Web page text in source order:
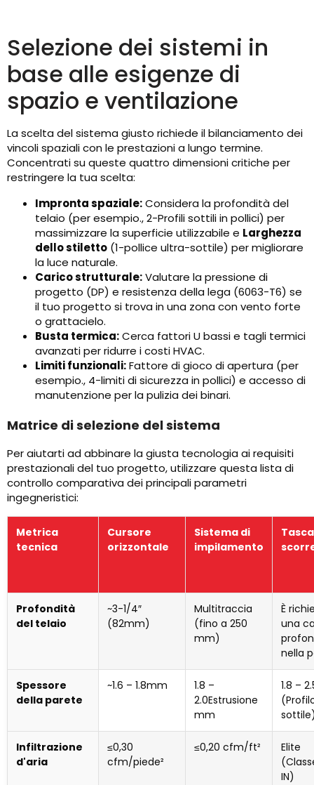
Selezione dei sistemi in
base alle esigenze di
spazio e ventilazione
La scelta del sistema giusto richiede il bilanciamento dei
vincoli spaziali con le prestazioni a lungo termine.
Concentrati su queste quattro dimensioni critiche per
restringere la tua scelta:
Impronta spaziale:Considera la profondità del
telaio (per esempio., 2-Profili sottili in pollici) per
massimizzare la superficie utilizzabile e Larghezza
dello stiletto (1-pollice ultra-sottile) per migliorare
la luce naturale.
Carico strutturale:Valutare la pressione di
progetto (DP) e resistenza della lega (6063-T6) se
il tuo progetto si trova in una zona con vento forte
o grattacielo.
Busta termica:Cerca fattori U bassi e tagli termici
avanzati per ridurre i costi HVAC.
Limiti funzionali:Fattore di gioco di apertura (per
esempio., 4-limiti di sicurezza in pollici) e accesso di
manutenzione per la pulizia dei binari.
Matrice di selezione del sistema
Per aiutarti ad abbinare la giusta tecnologia ai requisiti
prestazionali del tuo progetto, utilizzare questa lista di
controllo comparativa dei principali parametri
ingegneristici:
Metrica
tecnica
Cursore
orizzontale
Sistema di
impilamento
Tasca
Profondità
del telaio
~3-1/4″
(82mm)
Multitraccia
(fino a 250
mm)
È
una
nella
Spessore
della parete
~1.6 – 1.8mm
1.8 –
2.0Estrusione
mm
1.8 –
Infiltrazione
d'aria
≤0,30
cfm/piede²
≤0,20 cfm/ft²
Elite
IN)